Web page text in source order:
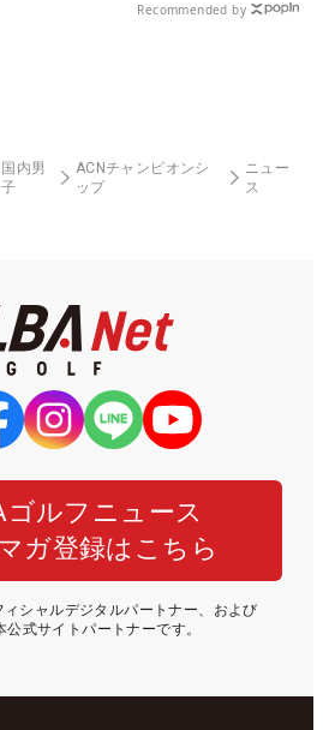
Recommended by
国内男
子
ACNチャンピオンシ
ップ
ニュー
ス
ゴルフニュース
ガ登録はこちら
シャルデジタルパートナー、および
公式サイトパートナーです。